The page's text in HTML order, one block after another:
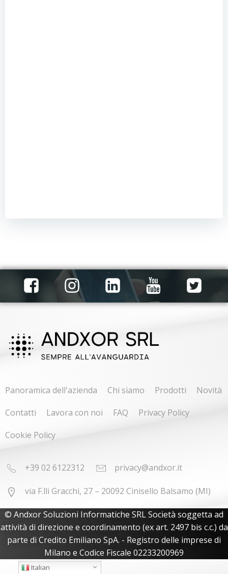
Panoramica dell'azienda Chi siamo Prodotti
Novità
Contatti
Lavora con noi FAQ
Privacy Policy
Cookie Policy
+39 02 6122312 privacy@andxor.it
via F.lli Gracchi, 27 – 20092 Cinisello Balsamo (MI)
© Andxor Soluzioni Informatiche SRL Società soggetta ad
attività di direzione e coordinamento (ex art. 2497 bis c.c.) da
parte di Credito Emiliano SpA. - Registro delle imprese di
Milano e Codice Fiscale 02233200969
Italian